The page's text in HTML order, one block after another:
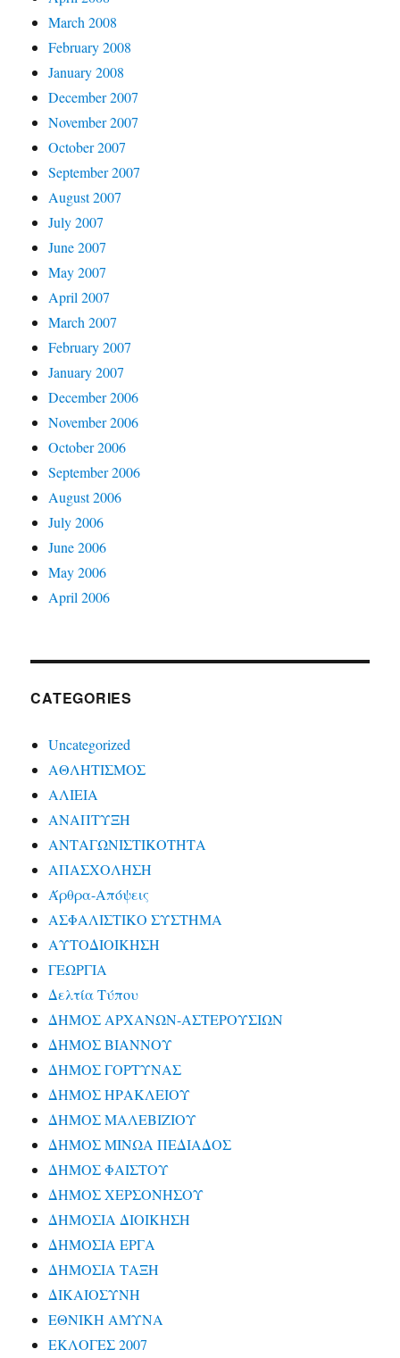
March 2008
February 2008
January 2008
December 2007
November 2007
October 2007
September 2007
August 2007
July 2007
June 2007
May 2007
April 2007
March 2007
February 2007
January 2007
December 2006
November 2006
October 2006
September 2006
August 2006
July 2006
June 2006
May 2006
April 2006
CATEGORIES
Uncategorized
ΑΘΛΗΤΙΣΜΟΣ
ΑΛΙΕΙΑ
ΑΝΑΠΤΥΞΗ
ΑΝΤΑΓΩΝΙΣΤΙΚΟΤΗΤΑ
ΑΠΑΣΧΟΛΗΣΗ
Άρθρα-Απόψεις
ΑΣΦΑΛΙΣΤΙΚΟ ΣΥΣΤΗΜΑ
ΑΥΤΟΔΙΟΙΚΗΣΗ
ΓΕΩΡΓΙΑ
Δελτία Τύπου
ΔΗΜΟΣ ΑΡΧΑΝΩΝ-ΑΣΤΕΡΟΥΣΙΩΝ
ΔΗΜΟΣ ΒΙΑΝΝΟΥ
ΔΗΜΟΣ ΓΟΡΤΥΝΑΣ
ΔΗΜΟΣ ΗΡΑΚΛΕΙΟΥ
ΔΗΜΟΣ ΜΑΛΕΒΙΖΙΟΥ
ΔΗΜΟΣ ΜΙΝΩΑ ΠΕΔΙΑΔΟΣ
ΔΗΜΟΣ ΦΑΙΣΤΟΥ
ΔΗΜΟΣ ΧΕΡΣΟΝΗΣΟΥ
ΔΗΜΟΣΙΑ ΔΙΟΙΚΗΣΗ
ΔΗΜΟΣΙΑ ΕΡΓΑ
ΔΗΜΟΣΙΑ ΤΑΞΗ
ΔΙΚΑΙΟΣΥΝΗ
ΕΘΝΙΚΗ ΑΜΥΝΑ
ΕΚΛΟΓΕΣ 2007